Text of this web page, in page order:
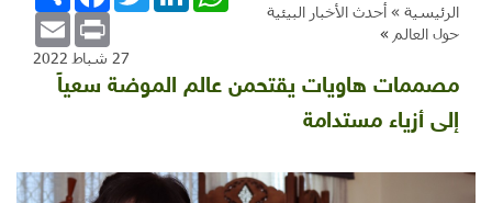
الرئيسية » أحدث الأخبار البيئية
حول العالم »
Email Print
27 شباط 2022
مصممات هاويات يقتحمن عالم الموضة سعياً
إلى أزياء مستدامة